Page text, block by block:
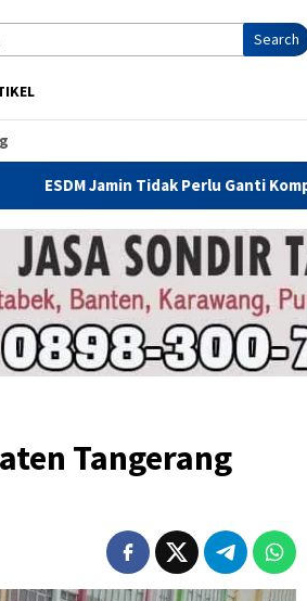
Search
Tidak Perlu Ganti Kompor untuk
Tangerang